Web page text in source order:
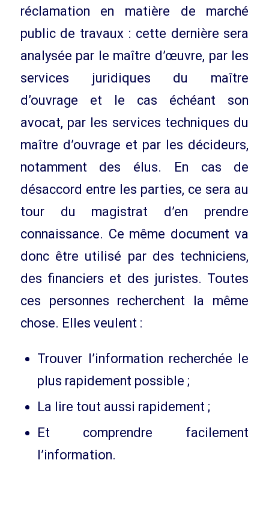
réclamation en matière de marché
public de travaux : cette dernière sera
analysée par le maître d’œuvre, par les
services juridiques du maître
d’ouvrage et le cas échéant son
avocat, par les services techniques du
maître d’ouvrage et par les décideurs,
notamment des élus. En cas de
désaccord entre les parties, ce sera au
tour du magistrat d’en prendre
connaissance. Ce même document va
donc être utilisé par des techniciens,
des financiers et des juristes. Toutes
ces personnes recherchent la même
chose. Elles veulent :
Trouver l’information recherchée le
plus rapidement possible ;
La lire tout aussi rapidement ;
Et comprendre facilement
l’information.